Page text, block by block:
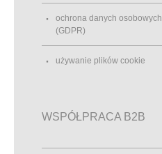
ochrona danych osobowych
(GDPR)
używanie plików cookie
WSPÓŁPRACA B2B